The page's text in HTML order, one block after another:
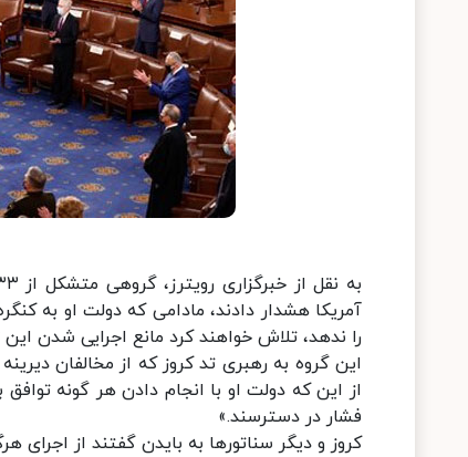
آمریکا هشدار دادند، مادامی که دولت او به
را ندهد، تلاش خواهند کرد مانع اجرایی شدن
این گروه به رهبری تد کروز که از مخالفان
از این که دولت او با انجام دادن هر گونه
فشار در دسترسند.»
کروز و دیگر سناتورها به بایدن گفتند از